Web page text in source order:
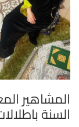
المشاهير
السنة